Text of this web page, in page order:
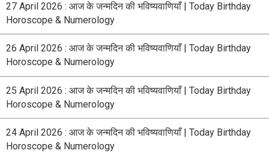
27 April 2026 : आज के जन्मदिन की भविष्यवाणियाँ | Today Birthday
Horoscope & Numerology
26 April 2026 : आज के जन्मदिन की भविष्यवाणियाँ | Today Birthday
Horoscope & Numerology
25 April 2026 : आज के जन्मदिन की भविष्यवाणियाँ | Today Birthday
Horoscope & Numerology
24 April 2026 : आज के जन्मदिन की भविष्यवाणियाँ | Today Birthday
Horoscope & Numerology